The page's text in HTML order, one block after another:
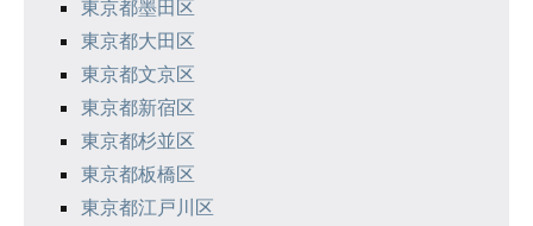
東京都墨田区
東京都大田区
東京都文京区
東京都新宿区
東京都杉並区
東京都板橋区
東京都江戸川区